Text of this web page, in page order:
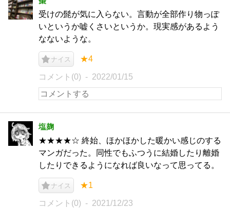
受けの髭が気に入らない。言動が全部作り物っぽ
いというか嘘くさいというか。現実感があるよう
なないような。
ナイス ★4
コメント(0) 2022/01/15
塩麹
★★★★☆ 終始、ほかほかした暖かい感じのする
マンガだった。同性でもふつうに結婚したり離婚
したりできるようになれば良いなって思ってる。
ナイス ★1
コメント(0) 2021/12/23